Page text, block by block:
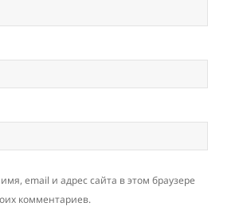
email и адрес сайта в этом браузере
комментариев.